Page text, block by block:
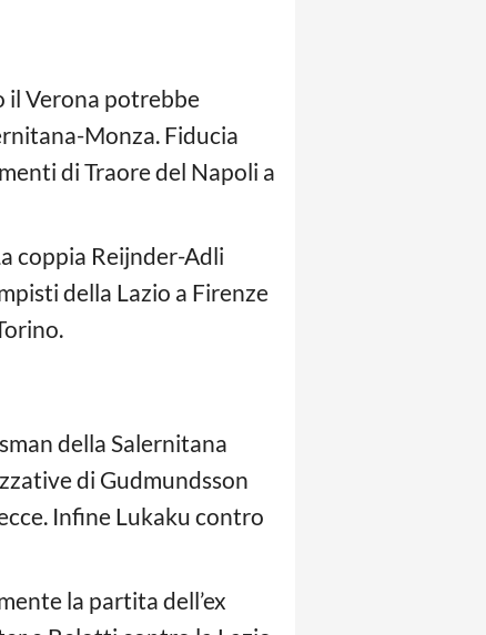
il Verona potrebbe
Monza. Fiducia
di Traore del Napoli a
coppia Reijnder-Adli
della Lazio a Firenze
della Salernitana
di Gudmundsson
Infine Lukaku contro
la partita dell’ex